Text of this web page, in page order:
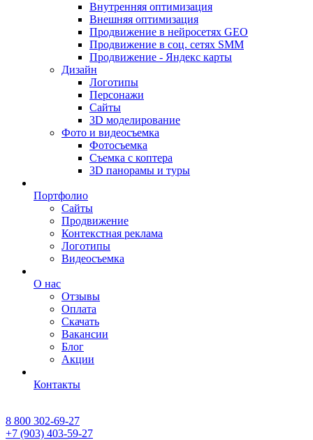
Внутренняя оптимизация
Внешняя оптимизация
Продвижение в нейросетях GEO
Продвижение в соц. сетях SMM
Продвижение - Яндекс карты
Дизайн
Логотипы
Персонажи
Сайты
3D моделирование
Фото и видеосъемка
Фотосъемка
Съемка с коптера
3D панорамы и туры
Портфолио
Сайты
Продвижение
Контекстная реклама
Логотипы
Видеосъемка
О нас
Отзывы
Оплата
Скачать
Вакансии
Блог
Акции
Контакты
8 800 302-69-27
+7 (903) 403-59-27